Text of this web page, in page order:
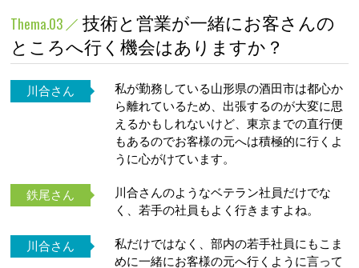
Thema.03
技術と営業が一緒にお客さんの
ところへ行く機会はありますか？
川合さん
私が勤務している山形県の酒田市は都心か
ら離れているため、出張するのが大変に思
えるかもしれないけど、東京までの直行便
もあるのでお客様の元へは積極的に行くよ
うに心がけています。
鉄尾さん
川合さんのようなベテラン社員だけでな
く、若手の社員もよく行きますよね。
川合さん
私だけではなく、部内の若手社員にもこま
めに一緒にお客様の元へ行くように言って